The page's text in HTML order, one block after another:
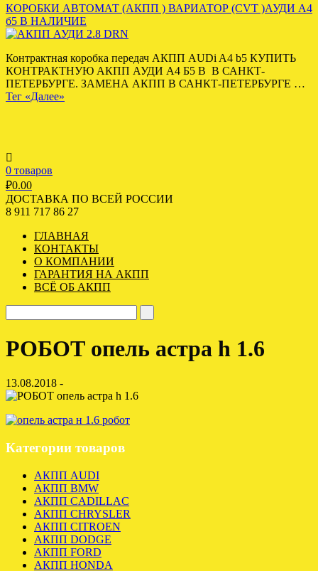
КОРОБКИ АВТОМАТ (АКПП ) ВАРИАТОР (CVT )АУДИ А4
б5 В НАЛИЧИЕ
Контрактная коробка передач АКПП AUDi A4 b5 КУПИТЬ
КОНТРАКТНУЮ АКПП АУДИ А4 Б5 В В САНКТ-
ПЕТЕРБУРГЕ. ЗАМЕНА АКПП В САНКТ-ПЕТЕРБУРГЕ …
Тег «Далее»
0 товаров
₽0.00
ДОСТАВКА ПО ВСЕЙ РОССИИ
8 911 717 86 27
ГЛАВНАЯ
КОНТАКТЫ
О КОМПАНИИ
ГАРАНТИЯ НА АКПП
ВСЁ ОБ АКПП
РОБОТ опель астра h 1.6
13.08.2018 -
Категории товаров
АКПП AUDI
АКПП BMW
АКПП CADILLAC
АКПП CHRYSLER
АКПП CITROEN
АКПП DODGE
АКПП FORD
АКПП HONDA